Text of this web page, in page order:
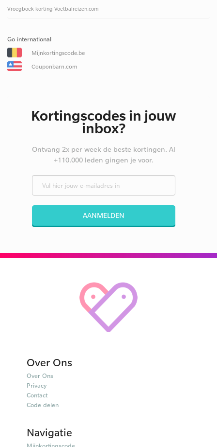
Vroegboek korting Voetbalreizen.com
Go international
Mijnkortingscode.be
Couponbarn.com
Kortingscodes in jouw
inbox?
Ontvang 2x per week de beste kortingen. Al
+110.000 leden gingen je voor.
AANMELDEN
Over Ons
Over Ons
Privacy
Contact
Code delen
Navigatie